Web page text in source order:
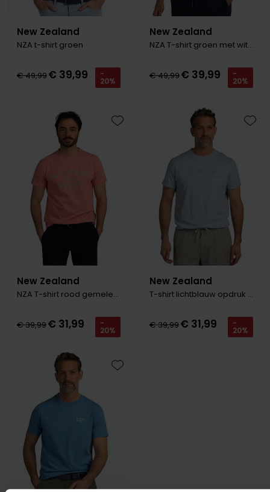
New Zealand
NZA t-shirt groen
€ 49,99€ 39,99 -
20%
New Zealand
NZA T-shirt groen met witte strepen
€ 49,99€ 39,99 -
20%
New Zealand
NZA T-shirt rood gemeleerd groene letters
€ 39,99€ 31,99 -
20%
Toevoegen aan favorieten
New Zealand
T-shirt lichtblauw opdruk katoen
€ 39,99€ 31,99 -
20%